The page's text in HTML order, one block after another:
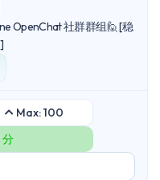
OpenChat 社群群组🙋 [稳
Max: 100
分